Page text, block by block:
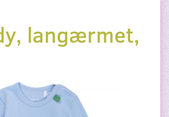
langærmet,